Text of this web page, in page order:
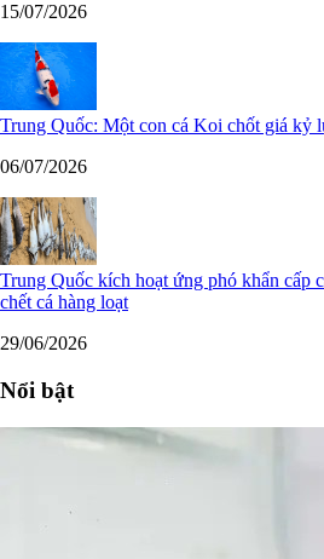
15/07/2026
Trung Quốc: Một con cá Koi chốt giá kỷ
06/07/2026
Trung Quốc kích hoạt ứng phó khẩn cấp
chết cá hàng loạt
29/06/2026
Nổi bật